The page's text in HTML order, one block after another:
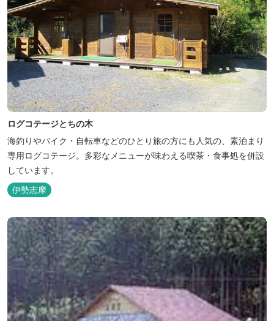
ログコテージとちの木
海釣りやバイク・自転車などのひとり旅の方にも人気の、素泊まり
専用ログコテージ。多彩なメニューが味わえる喫茶・食事処を併設
しています。
伊勢志摩